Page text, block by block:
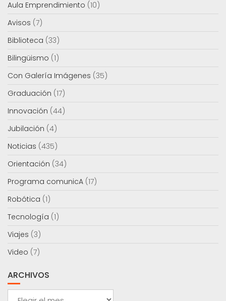
Aula Emprendimiento (10)
Avisos (7)
Biblioteca (33)
Bilingüismo (1)
Con Galería Imágenes (35)
Graduación (17)
Innovación (44)
Jubilación (4)
Noticias (435)
Orientación (34)
Programa comunicA (17)
Robótica (1)
Tecnología (1)
Viajes (3)
Video (7)
ARCHIVOS
Archivos